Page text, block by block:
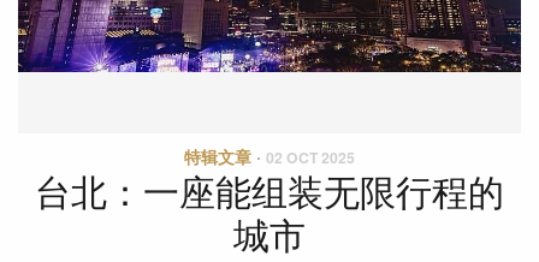
特辑文章 · 02 OCT 2025
台北：一座能组装无限行程的
城市